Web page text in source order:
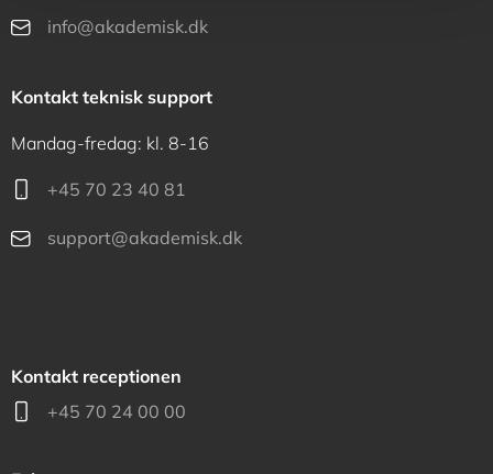
info@akademisk.dk
Kontakt teknisk support
Mandag-fredag: kl. 8-16
+45 70 23 40 81
support@akademisk.dk
Kontakt receptionen
+45 70 24 00 00